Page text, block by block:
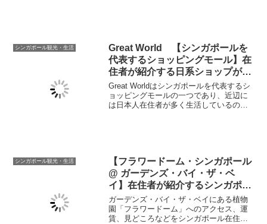
シンガポール観光・生活
Great World 【シンガポールを
代表するショッピングモール】在
住者が紹介する日系ショップが最
も充実したモール
Great Worldはシンガポールを代表するシ
ョッピングモールの一つであり、近辺に
は日本人在住者が多く生活しているので
シンガポール観光・生活
【フラワードーム・シンガポール
@ ガーデンズ・バイ・ザ・ベ
イ】在住者が紹介するシンガポー
ルのみどころ（高画質動画あり）
ガーデンズ・バイ・ザ・ベイにある植物
園「フラワードーム」へのアクセス、運
賃、見どころなどをシンガポール在住者